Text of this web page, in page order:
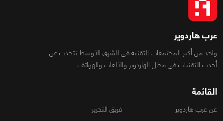
عرب هاردوير
واحد من أكبر المجتمعات التقنية فى الشرق الأوسط تتحدث عن
أحدث التقنيات فى مجال الهاردوير والألعاب والهواتف
القائمة
عن عرب هاردوير
فريق التحرير